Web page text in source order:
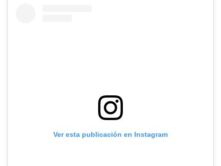
Ver esta publicación en Instagram